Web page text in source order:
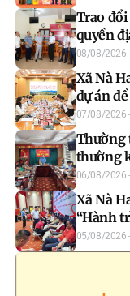
Trao
quyền
08/08/2026
Xã Nà
dự án
07/08/2026
Thường
thường
06/08/2026
Xã Nà
“Hành
05/08/2026